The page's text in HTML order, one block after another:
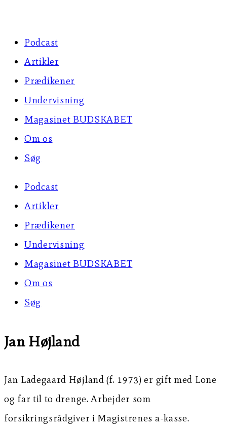
Podcast
Artikler
Prædikener
Undervisning
Magasinet BUDSKABET
Om os
Søg
Podcast
Artikler
Prædikener
Undervisning
Magasinet BUDSKABET
Om os
Søg
Jan Højland
Jan Ladegaard Højland (f. 1973) er gift med Lone
og far til to drenge. Arbejder som
forsikringsrådgiver i Magistrenes a-kasse.